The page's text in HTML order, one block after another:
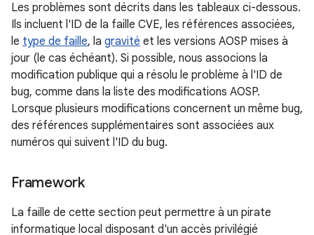
Les problèmes sont décrits dans les tableaux ci-dessous.
Ils incluent l'ID de la faille CVE, les références associées,
le type de faille, la gravité et les versions AOSP mises à
jour (le cas échéant). Si possible, nous associons la
modification publique qui a résolu le problème à l'ID de
bug, comme dans la liste des modifications AOSP.
Lorsque plusieurs modifications concernent un même bug,
des références supplémentaires sont associées aux
numéros qui suivent l'ID du bug.
Framework
La faille de cette section peut permettre à un pirate
informatique local disposant d'un accès privilégié